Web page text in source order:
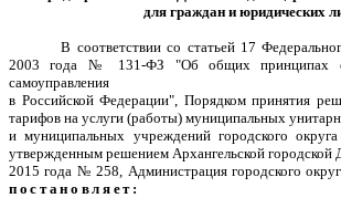
для граждан и юридических
В соответствии со статьей 17
2003 года № 131-ФЗ "Об общих принципах
самоуправления
в Российской Федерации", Порядком принятия
тарифов на услуги (работы) муниципальных
и муниципальных учреждений городского
утвержденным решением Архангельской городской
2015 года № 258, Администрация городского
постановляет: